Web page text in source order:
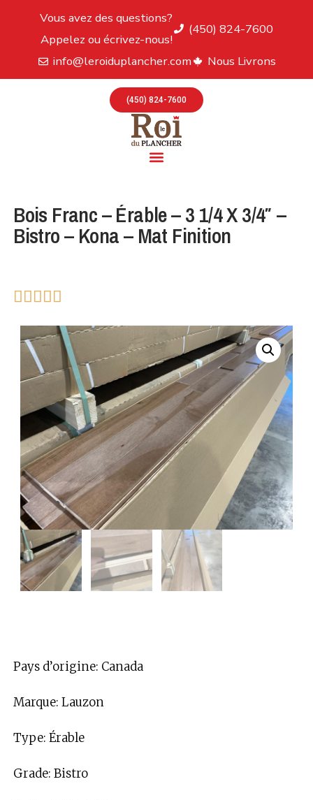
Vous avez des questions?
Appelez ou écrivez-nous!
(450) 824-7600
info@leroiduplancher.com Nous Livrons
(450) 824-7600
Bois Franc – Érable – 3 1/4 X 3/4″ –
Bistro – Kona – Mat Finition

Pays d’origine: Canada
Marque: Lauzon
Type: Érable
Grade: Bistro